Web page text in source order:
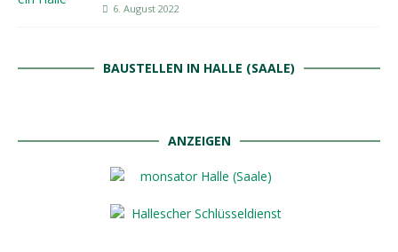
6. August 2022
BAUSTELLEN IN HALLE (SAALE)
ANZEIGEN